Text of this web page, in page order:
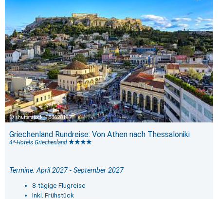
shutterstock_188628197
Griechenland Rundreise: Von Athen nach Thessaloniki
4*-Hotels Griechenland
Termine: April 2027 - September 2027
8-tägige Flugreise
Inkl. Frühstück